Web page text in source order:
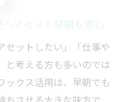
アセット早朝も安心
セットしたい」「仕事や
と考える方も多いのでは
ックス活用は、早朝でも